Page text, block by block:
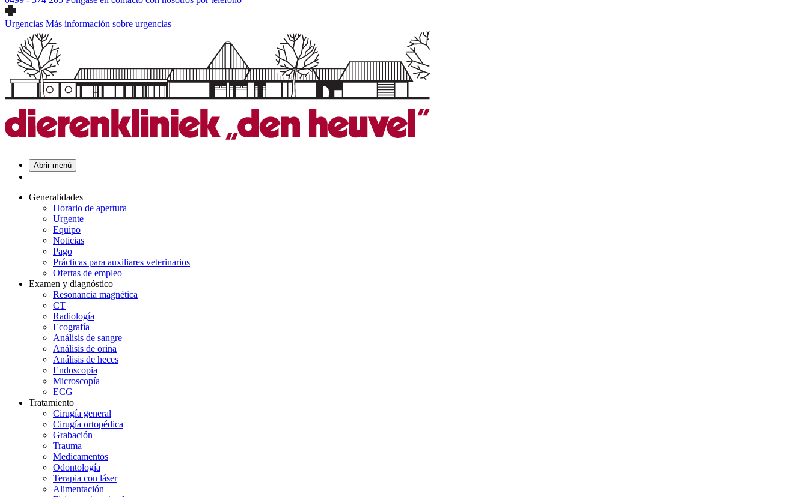
Urgencias Más información sobre urgencias
Abrir menú
Generalidades
Horario de apertura
Urgente
Equipo
Noticias
Pago
Prácticas para auxiliares veterinarios
Ofertas de empleo
Examen y diagnóstico
Resonancia magnética
CT
Radiología
Ecografía
Análisis de sangre
Análisis de orina
Análisis de heces
Endoscopia
Microscopía
ECG
Tratamiento
Cirugía general
Cirugía ortopédica
Grabación
Trauma
Medicamentos
Odontología
Terapia con láser
Alimentación